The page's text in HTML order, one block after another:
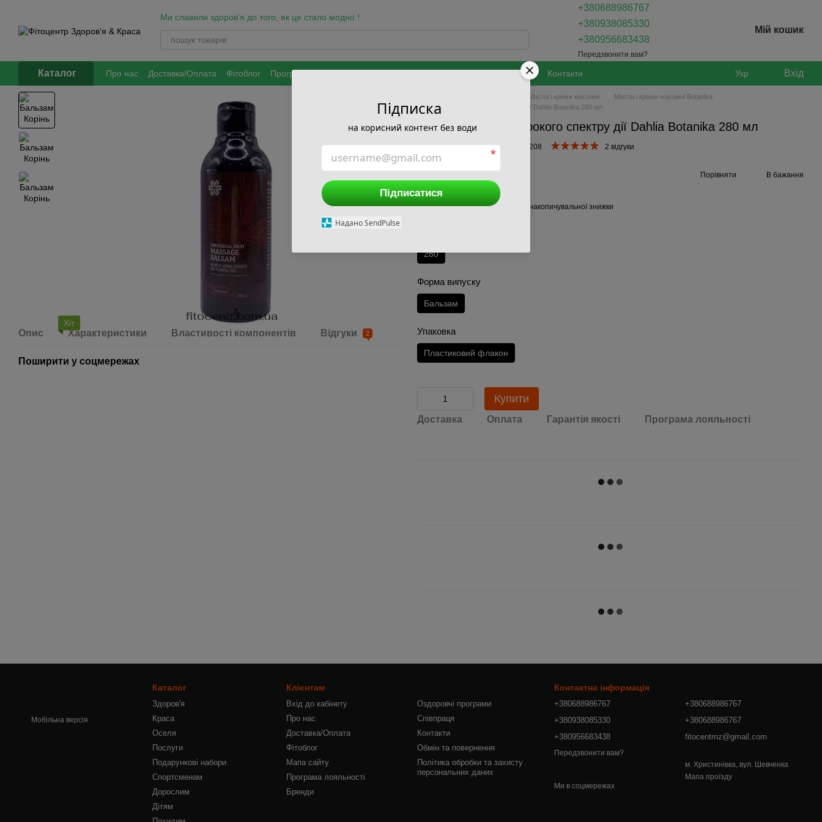
Ми славили здоров'я до того, як це стало модно !
+380688986767
+380938085330
+380956683438
Передзвонити вам?
Мій кошик
Каталог Про нас Доставка/Оплата Фітоблог Програма лояльності Бренди Оздоровчі програми Співпраця
Контакти
Обмін та повернення
Політика обробки та захисту персональних даних
Укр Вхід
Хіт
Опис Характеристики Властивості компонентів Відгуки 2
Поширити у соцмережах
Масла і креми масажні
Масла і креми масажні Botanika
Бальзам Корінь широкого спектру дії Dahlia Botanika 280 мл
Бальзам Корінь широкого спектру дії Dahlia Botanika 280 мл
В наявності Артикул: 1333895208 2 відгуки
395 грн Порівняти В бажання
% Ввійтидля відображення накопичувальної знижки
280
Форма випуску
Бальзам
Упаковка
Пластиковий флакон
Купити
Доставка Оплата Гарантія якості Програма лояльності
Мобільна версія
Каталог
Здоров'я
Краса
Оселя
Послуги
Подарункові набори
Спортсменам
Дорослим
Дітям
Клієнтам
Вхід до кабінету
Про нас
Доставка/Оплата
Фітоблог
Мапа сайту
Програма лояльності
Бренди
Оздоровчі програми
Співпраця
Контакти
Обмін та повернення
Політика обробки та захисту
персональних даних
Контактна інформація
+380688986767
+380938085330
+380956683438
Передзвонити вам?
+380688986767
+380688986767
fitocentrnz@gmail.com
м. Христинівка, вул. Шевченка
Мапа проїзду
Ми в соцмережах
Підписка
на корисний контент без води
*
Підписатися
Надано SendPulse